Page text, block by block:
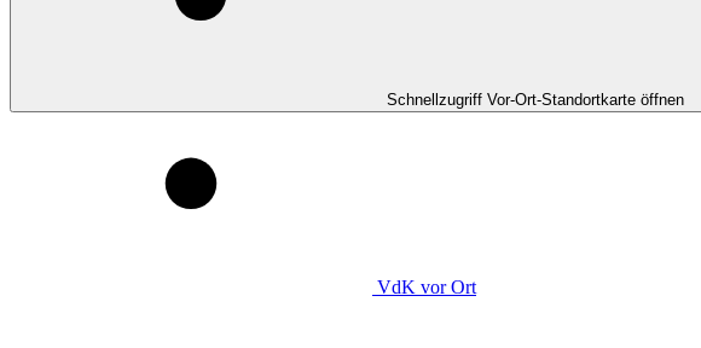
Schnellzugriff Vor-Ort-Standortkarte öffnen
VdK vor Ort